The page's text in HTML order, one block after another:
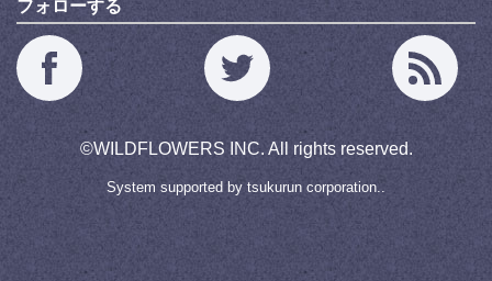
フォローする
©WILDFLOWERS INC. All rights reserved.
System supported by tsukurun corporation..